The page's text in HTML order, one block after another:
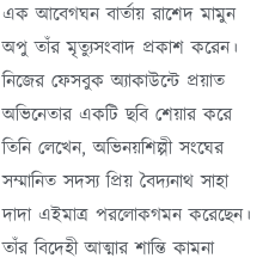
এক আবেগঘন বার্তায় রাশেদ মামুন
অপু তাঁর মৃত্যুসংবাদ প্রকাশ করেন।
নিজের ফেসবুক অ্যাকাউন্টে প্রয়াত
অভিনেতার একটি ছবি শেয়ার করে
তিনি লেখেন, অভিনয়শিল্পী সংঘের
সম্মানিত সদস্য প্রিয় বৈদ্যনাথ সাহা
দাদা এইমাত্র পরলোকগমন করেছেন।
তাঁর বিদেহী আত্মার শান্তি কামনা